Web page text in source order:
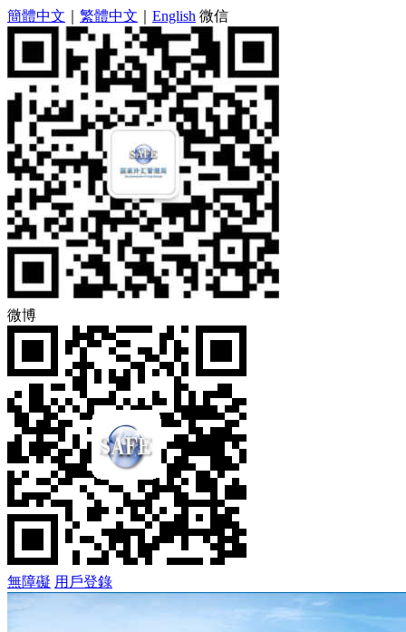
簡體中文 繁體中文 English 微信
微博
無障礙 用戶登錄